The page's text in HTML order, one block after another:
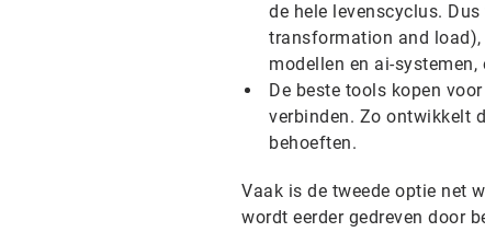
de hele levenscyclus.
transformation and
modellen en ai-
De beste tools kopen
verbinden. Zo ontwikkelt
behoeften.
Vaak is de tweede optie net
wordt eerder gedreven door